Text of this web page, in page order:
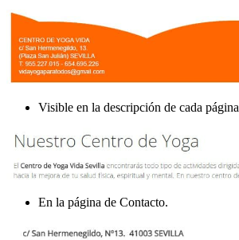
Visible en la descripción de cada página
En la página de Contacto.